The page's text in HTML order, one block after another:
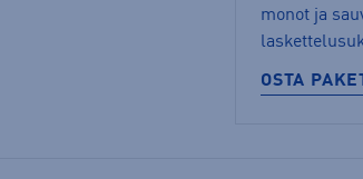
monot ja
OSTA